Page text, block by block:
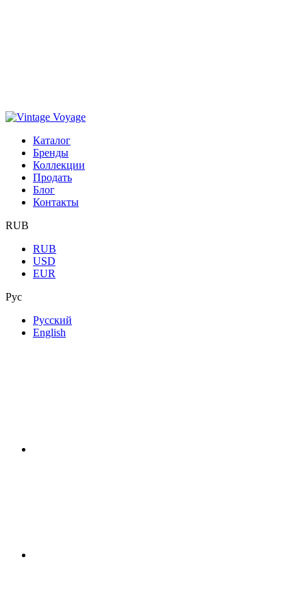
Каталог
Бренды
Коллекции
Продать
Блог
Контакты
RUB
RUB
USD
EUR
Рус
Русский
English